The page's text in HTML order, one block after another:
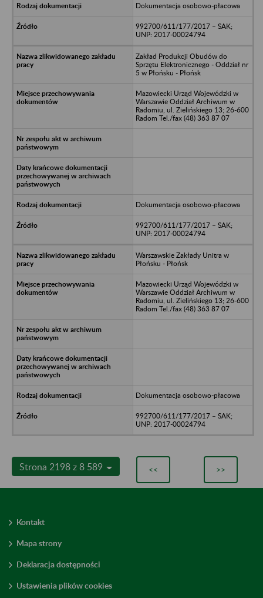
Dokumentacja osobowo-płacowa
992700/611/177/2017 – SAK;
UNP: 2017-00024794
Zakład Produkcji Obudów do
Sprzętu Elektronicznego - Oddział nr
5 w Płońsku - Płońsk
Mazowiecki Urząd Wojewódzki w
Warszawie Oddział Archiwum w
Radomiu, ul. Zielińskiego 13; 26-600
Radom Tel./fax (48) 363 87 07
Dokumentacja osobowo-płacowa
992700/611/177/2017 – SAK;
UNP: 2017-00024794
Warszawskie Zakłady Unitra w
Płońsku - Płońsk
Mazowiecki Urząd Wojewódzki w
Warszawie Oddział Archiwum w
Radomiu, ul. Zielińskiego 13; 26-600
Radom Tel./fax (48) 363 87 07
Dokumentacja osobowo-płacowa
992700/611/177/2017 – SAK;
UNP: 2017-00024794
Strona 2198 z 8 589 << >>
Kontakt
Mapa strony
Deklaracja dostępności
Ustawienia plików cookies